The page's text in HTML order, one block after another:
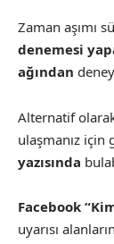
Zaman aşımı
denemesi
ağından
Alternatif
ulaşmanız için
yazısında
Facebook
uyarısı